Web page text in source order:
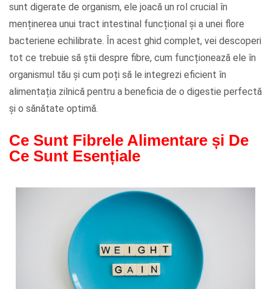
sunt digerate de organism, ele joacă un rol crucial în
menținerea unui tract intestinal funcțional și a unei flore
bacteriene echilibrate. În acest ghid complet, vei descoperi
tot ce trebuie să știi despre fibre, cum funcționează ele în
organismul tău și cum poți să le integrezi eficient în
alimentația zilnică pentru a beneficia de o digestie perfectă
și o sănătate optimă.
Ce Sunt Fibrele Alimentare și De
Ce Sunt Esențiale